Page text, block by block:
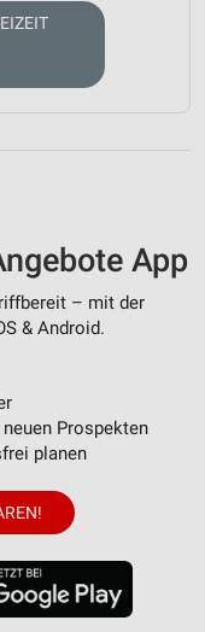
App
– mit der
& Android.
Prospekten
planen